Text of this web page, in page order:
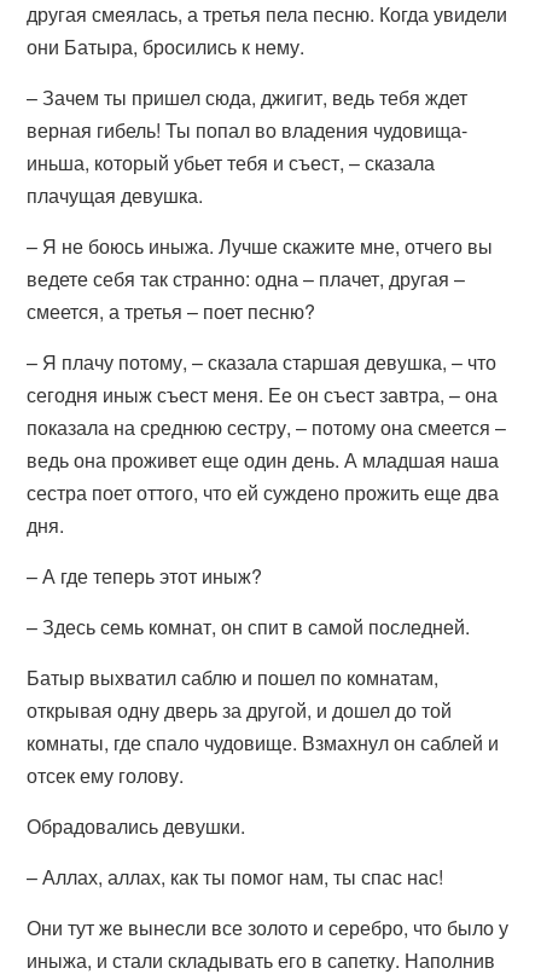
другая смеялась, а третья пела песню. Когда увидели
они Батыра, бросились к нему.
– Зачем ты пришел сюда, джигит, ведь тебя ждет
верная гибель! Ты попал во владения чудовища-
иньша, который убьет тебя и съест, – сказала
плачущая девушка.
– Я не боюсь иныжа. Лучше скажите мне, отчего вы
ведете себя так странно: одна – плачет, другая –
смеется, а третья – поет песню?
– Я плачу потому, – сказала старшая девушка, – что
сегодня иныж съест меня. Ее он съест завтра, – она
показала на среднюю сестру, – потому она смеется –
ведь она проживет еще один день. А младшая наша
сестра поет оттого, что ей суждено прожить еще два
дня.
– А где теперь этот иныж?
– Здесь семь комнат, он спит в самой последней.
Батыр выхватил саблю и пошел по комнатам,
открывая одну дверь за другой, и дошел до той
комнаты, где спало чудовище. Взмахнул он саблей и
отсек ему голову.
Обрадовались девушки.
– Аллах, аллах, как ты помог нам, ты спас нас!
Они тут же вынесли все золото и серебро, что было у
иныжа, и стали складывать его в сапетку. Наполнив